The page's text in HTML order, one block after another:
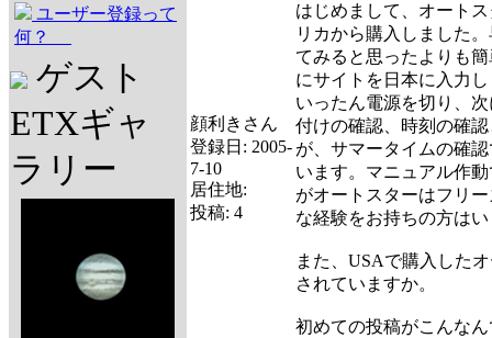
ユーザー登録って
何？
ゲスト
ETXギャ
ラリー
顔利きさん
登録日: 2005-
7-10
居住地:
投稿: 4
はじめまして、オート
リカから購入しました
てみると思ったよりも
にサイトを日本に入力
いったん電源を切り、
付けの確認、時刻の確
が、サマータイムの確
います。マニュアル作
がオートスターはフリ
な経験をお持ちの方は
また、USAで購入した
されていますか。
初めての投稿がこんな